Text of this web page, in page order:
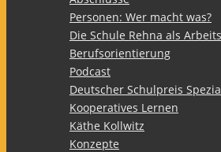
Personen: Wer macht was?
Die Schule Rehna als
Berufsorientierung
Podcast
Deutscher Schulpreis
Kooperatives Lernen
Käthe Kollwitz
Konzepte